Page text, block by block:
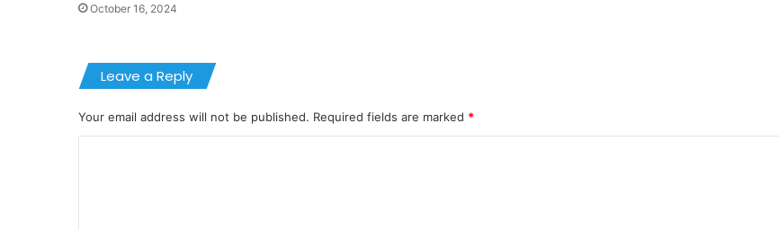
October 16, 2024
Leave a Reply
Your email address will not be published. Required fields are marked *